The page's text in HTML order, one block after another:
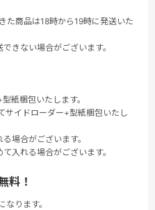
た商品は18時から19時に発送いた
きない場合がございます。
紙梱包いたします。
サイドローダー+型紙梱包いたし
場合がございます。
入れる場合がございます。
料！
ります。